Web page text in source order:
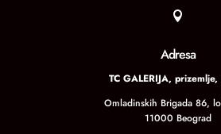

Adresa
TC GALERIJA,
Omladinskih Brigada 86,
11000 Beograd